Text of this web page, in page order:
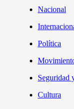
Nacional
Política
Seguridad
Cultura